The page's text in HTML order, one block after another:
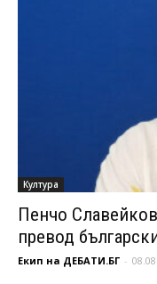
Култура
Пенчо
превод
Екип на ДЕБАТИ.БГ -